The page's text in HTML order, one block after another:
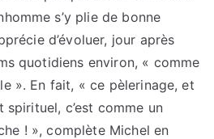
s’y plie de bonne
d’évoluer, jour après
quotidiens environ, « comme
». En fait, « ce pèlerinage, et
spirituel, c’est comme un
! », complète Michel en